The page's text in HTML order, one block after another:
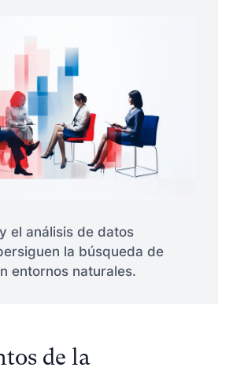
el análisis de datos
la búsqueda de
entornos naturales.
de la